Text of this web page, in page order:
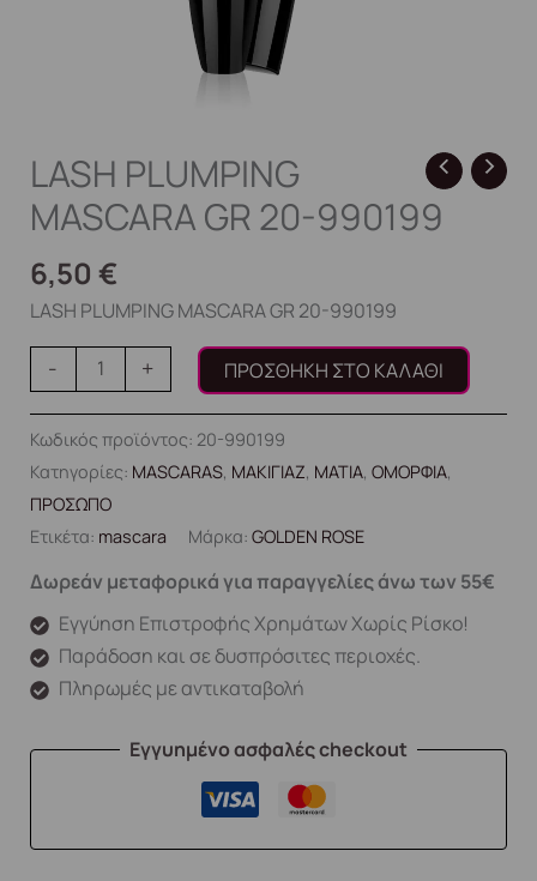
LASH PLUMPING
MASCARA GR 20-990199
6,50 €
LASH PLUMPING MASCARA GR 20-990199
- + ΠΡΟΣΘΉΚΗ ΣΤΟ ΚΑΛΆΘΙ
Κωδικός προϊόντος: 20-990199
Κατηγορίες: MASCARAS, ΜΑΚΙΓΙΑΖ, ΜΑΤΙΑ, ΟΜΟΡΦΙΑ,
ΠΡΟΣΩΠΟ
Ετικέτα: mascara Μάρκα: GOLDEN ROSE
Δωρεάν μεταφορικά για παραγγελίες άνω των 55€
Εγγύηση Επιστροφής Χρημάτων Χωρίς Ρίσκο!
Παράδοση και σε δυσπρόσιτες περιοχές.
Πληρωμές με αντικαταβολή
Εγγυημένο ασφαλές checkout